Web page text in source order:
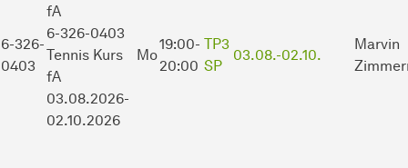
6-326-
0403
fA
6-326-0403
Tennis Kurs
fA
03.08.2026-
02.10.2026
Mo
19:00-
20:00
TP3
SP
03.08.-02.10.
Marvin